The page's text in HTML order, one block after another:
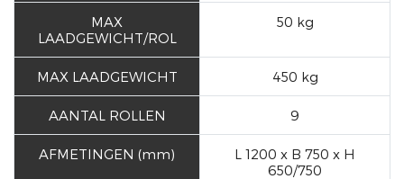
MAX
LAADGEWICHT/ROL
50 kg
MAX LAADGEWICHT 450 kg
AANTAL ROLLEN 9
AFMETINGEN (mm)
L 1200 x B 750 x H
650/750